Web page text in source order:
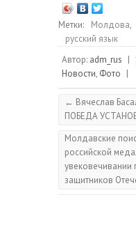
Метки: Молдова,
русский язык
Автор: adm_rus |
Новости, Фото |
← Вячеслав
ПОБЕДА
Молдавские
российской
увековечивании
защитников